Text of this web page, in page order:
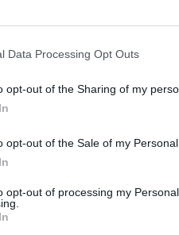
Data Processing Opt Outs
opt-out of the Sharing of my
opt-out of the Sale of my Personal
opt-out of processing my